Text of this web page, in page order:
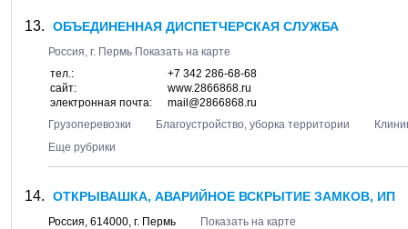
ОБЪЕДИНЕННАЯ ДИСПЕТЧЕРСКАЯ СЛУЖБА
Россия, г. Пермь Показать на карте
тел.:
+7 342 286-68-68
сайт:
www.2866868.ru
электронная почта:
mail@2866868.ru
Грузоперевозки
Благоустройство, уборка территории
Еще рубрики
ОТКРЫВАШКА, АВАРИЙНОЕ ВСКРЫТИЕ ЗАМКОВ, ИП
Россия, 614000, г. Пермь
Показать на карте